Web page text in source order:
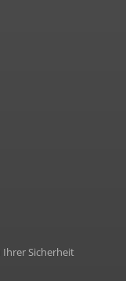
Sicherheit